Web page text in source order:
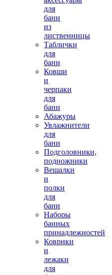
для
бани
из
лиственницы
Таблички
для
бани
Ковши
и
черпаки
для
бани
Абажуры
Увлажнители
для
бани
Подголовники,
подножники
Вешалки
и
полки
для
бани
Наборы
банных
принадлежностей
Коврики
и
лежаки
для